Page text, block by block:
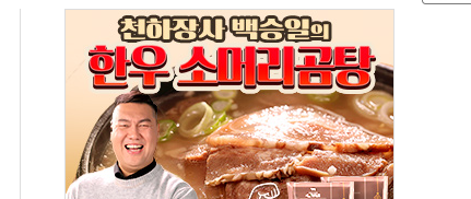
받아친 정청래…제주 연설서 신경전 고조
지시…與 "적극 환영"·野 "졸속 국정"
보…10일까지 최대 3.5m 높은 물결
23명…정부, 비상대응기구 가동
베이징도 부동산 규제 철폐
승으로 피서객 7명 고립…전원 구조